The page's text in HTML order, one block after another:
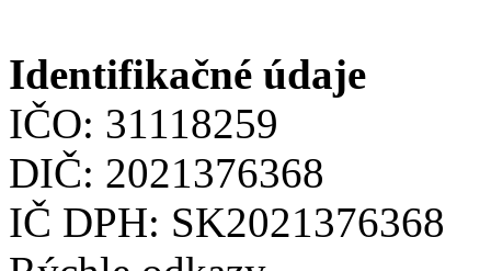
Identifikačné údaje
IČO: 31118259
DIČ: 2021376368
IČ DPH: SK2021376368